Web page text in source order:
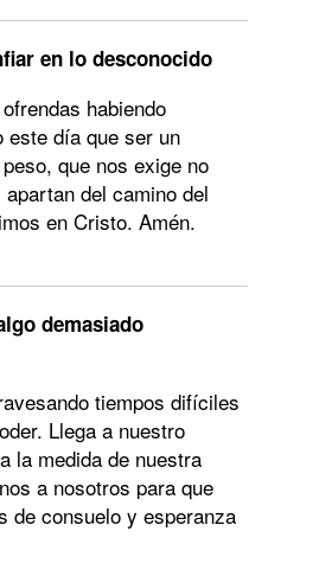
en lo desconocido
habiendo
este día que ser un
que nos exige no
del camino del
en Cristo. Amén.
demasiado
tiempos difíciles
Llega a nuestro
la medida de nuestra
a nosotros para que
de consuelo y esperanza